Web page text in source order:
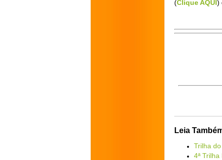
(Clique AQUI)
Leia
Trilha
4ª